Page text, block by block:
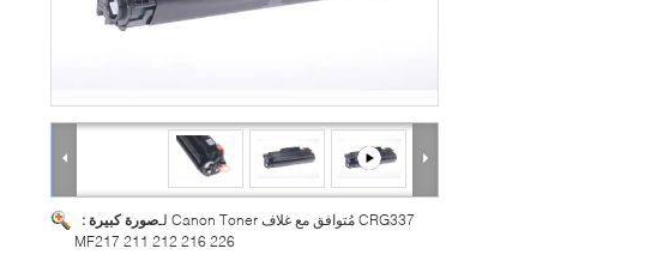
صورة كبيرة :CRG337 مُتوافق مع غلاف Canon Toner لـ
MF217 211 212 216 226